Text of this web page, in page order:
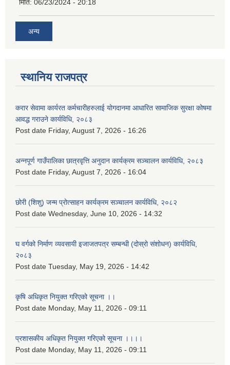
मिति: 06/23/2024 - 20:18
अन्य
स्थानिय राजपत्र
करार सेवामा कार्यरत कर्मचारीहरुलाई योगदानमा आधारित सामाजिक सुरक्षा कोषमा
आवद्ध गराउने कार्यविधि, २०८३
Post date Friday, August 7, 2026 - 16:26
अन्नपूर्ण गाउँपालिका छात्रवृत्ति अनुदान कार्यक्रम सञ्चालन कार्यविधि, २०८३
Post date Friday, August 7, 2026 - 16:04
छोरी (शिशु) जन्म प्रोत्साहन कार्यक्रम सञ्चालन कार्यविधि, २०८२
Post date Wednesday, June 10, 2026 - 14:32
घ वर्गको निर्माण व्यवसायी इजाजतपत्र सम्बन्धी (दोस्रो संशोधन) कार्यविधि,
२०८३
Post date Tuesday, May 19, 2026 - 14:42
कृषि अधिकृत नियुक्त गरिएको सूचना ।।
Post date Monday, May 11, 2026 - 09:11
प्रशासकीय अधिकृत नियुक्त गरिएको सूचना ।।।।
Post date Monday, May 11, 2026 - 09:11